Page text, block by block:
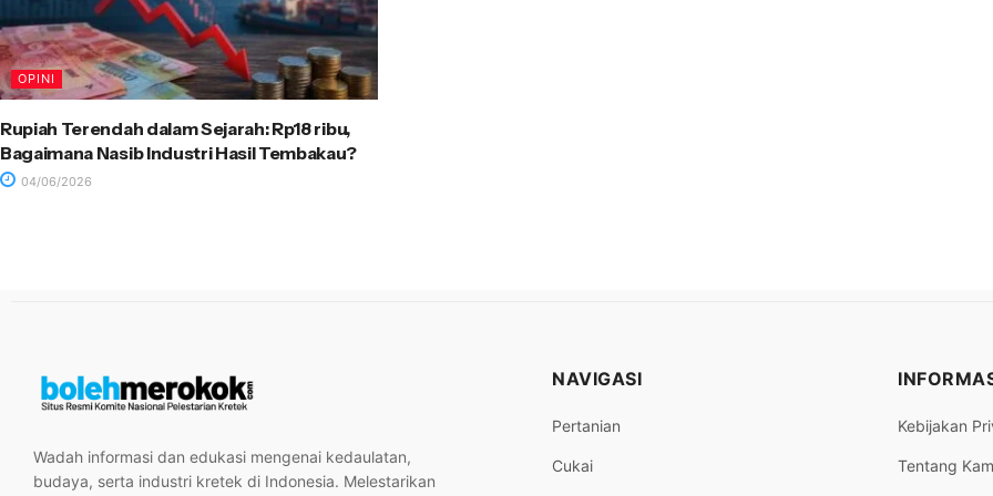
OPINI
Rupiah Terendah dalam Sejarah: Rp18 ribu,
Bagaimana Nasib Industri Hasil Tembakau?
04/06/2026
Wadah informasi dan edukasi mengenai kedaulatan,
budaya, serta industri kretek di Indonesia. Melestarikan
NAVIGASI
Pertanian
Cukai
Kebijakan
Tentang